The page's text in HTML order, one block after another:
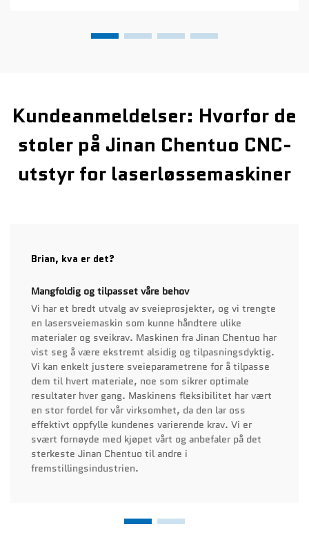
Kundeanmeldelser: Hvorfor de
stoler på Jinan Chentuo CNC-
utstyr for laserløssemaskiner
Brian, kva er det?
Mangfoldig og tilpasset våre behov
Vi har et bredt utvalg av sveieprosjekter, og vi trengte
en lasersveiemaskin som kunne håndtere ulike
materialer og sveikrav. Maskinen fra Jinan Chentuo har
vist seg å være ekstremt alsidig og tilpasningsdyktig.
Vi kan enkelt justere sveieparametrene for å tilpasse
dem til hvert materiale, noe som sikrer optimale
resultater hver gang. Maskinens fleksibilitet har vært
en stor fordel for vår virksomhet, da den lar oss
effektivt oppfylle kundenes varierende krav. Vi er
svært fornøyde med kjøpet vårt og anbefaler på det
sterkeste Jinan Chentuo til andre i
fremstillingsindustrien.